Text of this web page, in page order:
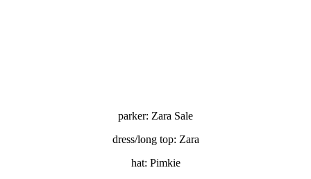
parker: Zara Sale
dress/long top: Zara
hat: Pimkie